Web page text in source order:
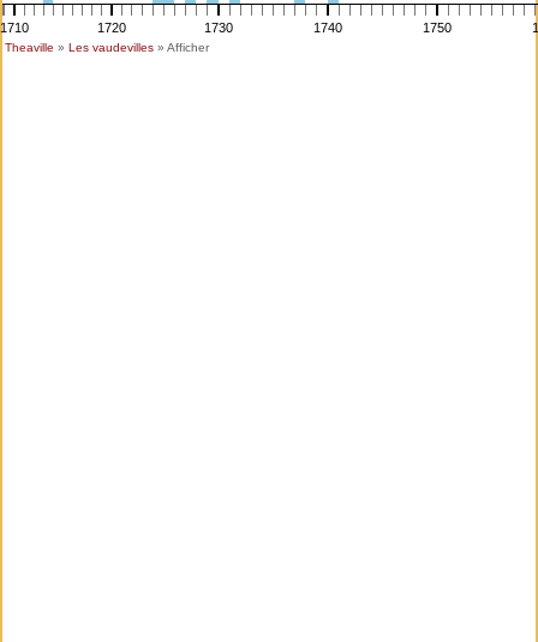
1710 1720 1730 1740 1750
Theaville » Les vaudevilles» Afficher